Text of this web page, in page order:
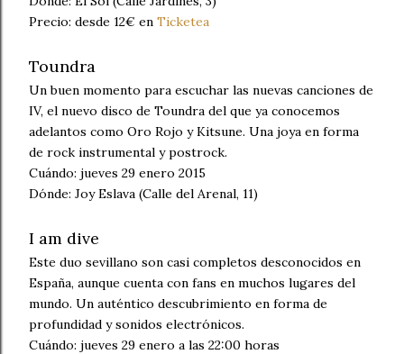
Precio: desde 12€ en Ticketea
Toundra
Un buen momento para escuchar las nuevas canciones de
IV, el nuevo disco de Toundra del que ya conocemos
adelantos como Oro Rojo y Kitsune. Una joya en forma
de rock instrumental y postrock.
Cuándo: jueves 29 enero 2015
Dónde: Joy Eslava (Calle del Arenal, 11)
I am dive
Este duo sevillano son casi completos desconocidos en
España, aunque cuenta con fans en muchos lugares del
mundo. Un auténtico descubrimiento en forma de
profundidad y sonidos electrónicos.
Cuándo: jueves 29 enero a las 22:00 horas